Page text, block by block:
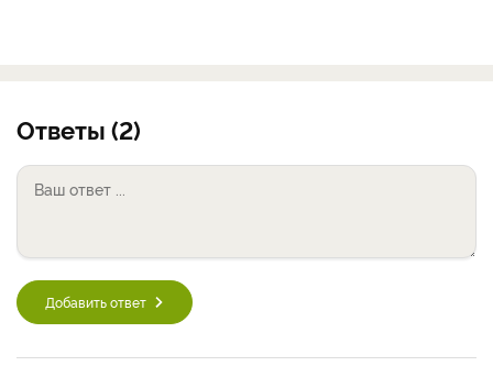
Ответы (2)
Добавить ответ